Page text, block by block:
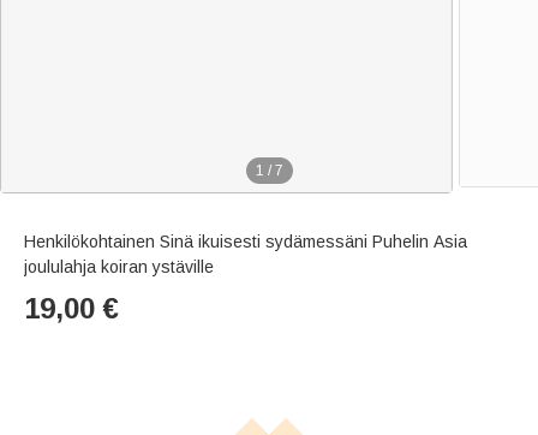
1 / 7
Henkilökohtainen Sinä ikuisesti sydämessäni Puhelin Asia
joululahja koiran ystäville
19,00 €